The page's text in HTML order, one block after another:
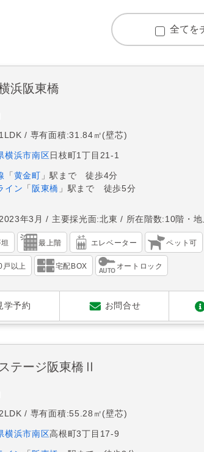
全てを
浜阪東橋
専有面積:31.84㎡(壁芯)
横浜市南区日枝町1丁目21-1
「 黄金町 」駅まで 徒歩4分
イン 「 阪東橋 」駅まで 徒歩5分
年3月 主要採光面:北東 所在階数:10階・
最上階 エレベーター ペット可
戸以上 宅配BOX オートロック
学予約 お問合せ
テージ阪東橋Ⅱ
専有面積:55.28㎡(壁芯)
横浜市南区高根町3丁目17-9